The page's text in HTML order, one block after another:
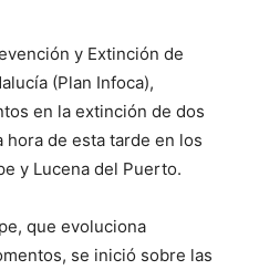
y Extinción de
(Plan Infoca),
en la extinción de dos
de esta tarde en los
y Lucena del Puerto.
que evoluciona
se inició sobre las